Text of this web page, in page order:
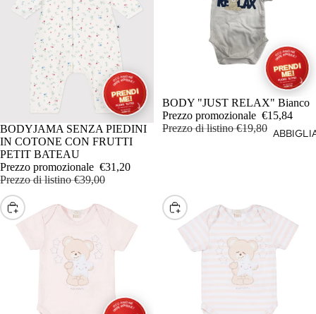
IN OFFERTA
BODYJAMA SENZA PIEDINI
IN COTONE CON FRUTTI
PETIT BATEAU
Prezzo promozionale €31,20
Prezzo di listino€39,00
IN OFFERTA
BODY "JUST RELAX" Bianco
Prezzo promozionale €15,84
Prezzo di listino€19,80
SCEGLI SCEGLI